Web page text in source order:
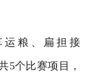
粮、扁担接
5个比赛项目，